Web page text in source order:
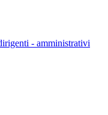
- amministrativi